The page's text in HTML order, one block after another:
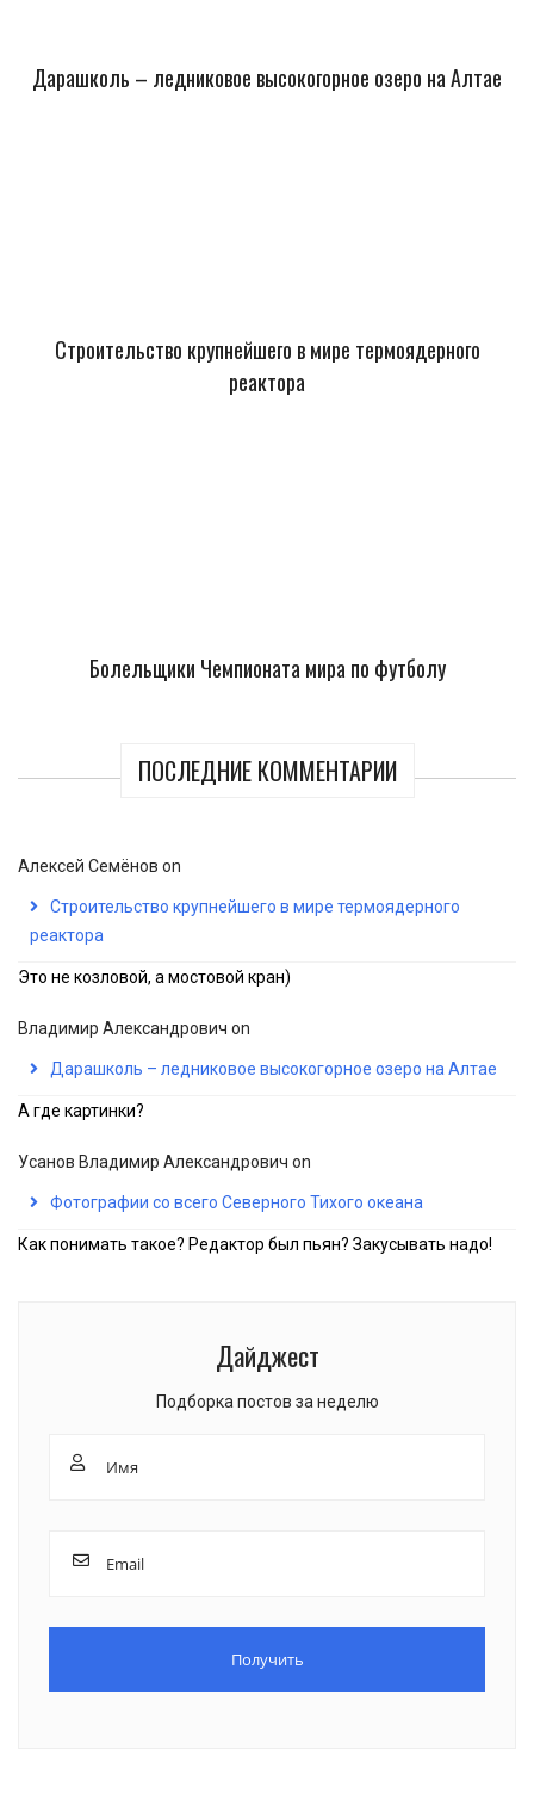
Дарашколь – ледниковое высокогорное озеро на Алтае
Строительство крупнейшего в мире термоядерного
реактора
Болельщики Чемпионата мира по футболу
ПОСЛЕДНИЕ КОММЕНТАРИИ
Алексей Семёнов on
Строительство крупнейшего в мире термоядерного
реактора
Это не козловой, а мостовой кран)
Владимир Александрович on
Дарашколь – ледниковое высокогорное озеро на Алтае
А где картинки?
Усанов Владимир Александрович on
Фотографии со всего Северного Тихого океана
Как понимать такое? Редактор был пьян? Закусывать надо!
Дайджест
Подборка постов за неделю